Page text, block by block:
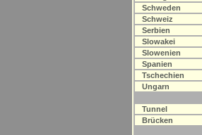
Schweden
Schweiz
Serbien
Slowakei
Slowenien
Spanien
Tschechien
Ungarn
Tunnel
Brücken